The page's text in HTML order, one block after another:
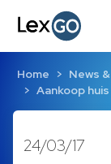
Home
News
Aankoop
24/03/17